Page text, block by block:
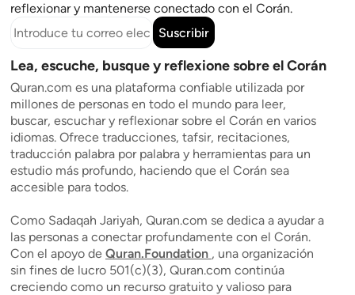
reflexionar y mantenerse conectado con el Corán.
Suscribir
Lea, escuche, busque y reflexione sobre el Corán
Quran.com es una plataforma confiable utilizada por
millones de personas en todo el mundo para leer,
buscar, escuchar y reflexionar sobre el Corán en varios
idiomas. Ofrece traducciones, tafsir, recitaciones,
traducción palabra por palabra y herramientas para un
estudio más profundo, haciendo que el Corán sea
accesible para todos.
Como Sadaqah Jariyah, Quran.com se dedica a ayudar a
las personas a conectar profundamente con el Corán.
Con el apoyo de Quran.Foundation , una organización
sin fines de lucro 501(c)(3), Quran.com continúa
creciendo como un recurso gratuito y valioso para